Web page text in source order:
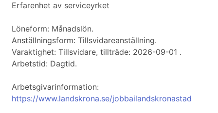
Erfarenhet av serviceyrket
Löneform: Månadslön.
Anställningsform: Tillsvidareanställning.
Varaktighet: Tillsvidare, tillträde: 2026-09-01 .
Arbetstid: Dagtid.
Arbetsgivarinformation:
https://www.landskrona.se/jobbailandskronastad